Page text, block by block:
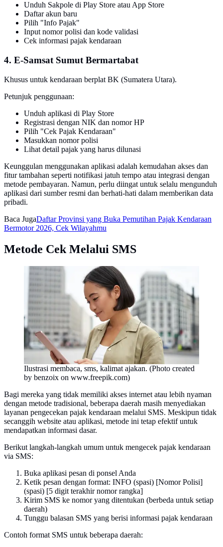
Unduh Sakpole di Play Store atau App Store
Daftar akun baru
Pilih "Info Pajak"
Input nomor polisi dan kode validasi
Cek informasi pajak kendaraan
4. E-Samsat Sumut Bermartabat
Khusus untuk kendaraan berplat BK (Sumatera Utara).
Petunjuk penggunaan:
Unduh aplikasi di Play Store
Registrasi dengan NIK dan nomor HP
Pilih "Cek Pajak Kendaraan"
Masukkan nomor polisi
Lihat detail pajak yang harus dilunasi
Keunggulan menggunakan aplikasi adalah kemudahan akses dan
fitur tambahan seperti notifikasi jatuh tempo atau integrasi dengan
metode pembayaran. Namun, perlu diingat untuk selalu mengunduh
aplikasi dari sumber resmi dan berhati-hati dalam memberikan data
pribadi.
Baca JugaDaftar Provinsi yang Buka Pemutihan Pajak Kendaraan
Bermotor 2026, Cek Wilayahmu
Metode Cek Melalui SMS
Ilustrasi membaca, sms, kalimat ajakan. (Photo created
by benzoix on www.freepik.com)
Bagi mereka yang tidak memiliki akses internet atau lebih nyaman
dengan metode tradisional, beberapa daerah masih menyediakan
layanan pengecekan pajak kendaraan melalui SMS. Meskipun tidak
secanggih website atau aplikasi, metode ini tetap efektif untuk
mendapatkan informasi dasar.
Berikut langkah-langkah umum untuk mengecek pajak kendaraan
via SMS:
Buka aplikasi pesan di ponsel Anda
Ketik pesan dengan format: INFO (spasi) [Nomor Polisi]
(spasi) [5 digit terakhir nomor rangka]
Kirim SMS ke nomor yang ditentukan (berbeda untuk setiap
daerah)
Tunggu balasan SMS yang berisi informasi pajak kendaraan
Contoh format SMS untuk beberapa daerah: